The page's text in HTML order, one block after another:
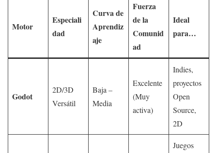
Motor
Especiali
dad
Curva de
Aprendiz
aje
Fuerza
de la
Comunid
ad
Ideal
para…
Godot
2D/3D
Versátil
Baja –
Media
Excelente
(Muy
activa)
Indies,
proyectos
Open
Source,
2D
Juegos